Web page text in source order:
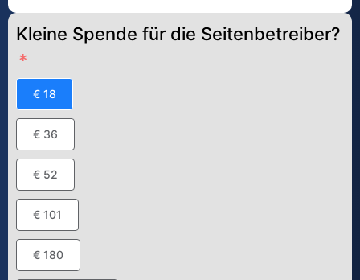
Kleine Spende für die Seitenbetreiber?
€ 18
€ 36
€ 52
€ 101
€ 180